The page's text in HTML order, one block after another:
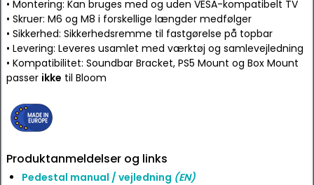
• Montering: Kan bruges med og uden VESA-kompatibelt TV
• Skruer: M6 og M8 i forskellige længder medfølger
• Sikkerhed: Sikkerhedsremme til fastgørelse på topbar
• Levering: Leveres usamlet med værktøj og samlevejledning
• Kompatibilitet: Soundbar Bracket, PS5 Mount og Box Mount
passer ikke til Bloom
Produktanmeldelser og links
Pedestal manual / vejledning (EN)